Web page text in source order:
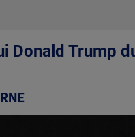
Donald Trump